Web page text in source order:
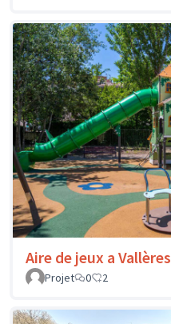
Aire de jeux a Vallères
Projet
0 2